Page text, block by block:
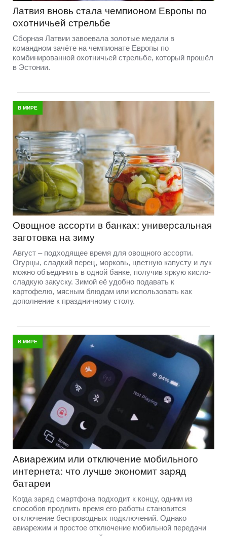
Латвия вновь стала чемпионом Европы по
охотничьей стрельбе
Сборная Латвии завоевала золотые медали в
командном зачёте на чемпионате Европы по
комбинированной охотничьей стрельбе, который прошёл
в Эстонии.
В МИРЕ
Овощное ассорти в банках: универсальная
заготовка на зиму
Август – подходящее время для овощного ассорти.
Огурцы, сладкий перец, морковь, цветную капусту и лук
можно объединить в одной банке, получив яркую кисло-
сладкую закуску. Зимой её удобно подавать к
картофелю, мясным блюдам или использовать как
дополнение к праздничному столу.
В МИРЕ
Авиарежим или отключение мобильного
интернета: что лучше экономит заряд
батареи
Когда заряд смартфона подходит к концу, одним из
способов продлить время его работы становится
отключение беспроводных подключений. Однако
авиарежим и простое отключение мобильной передачи